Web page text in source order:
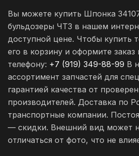
Вы можете купить Шпонка
бульдозеры ЧТЗ в нашем
доступной цене. Чтобы купить
его в корзину и оформите заказ
телефону: +7 (919) 349-88-99 В
ассортимент запчастей для
гарантией качества от
производителей. Доставка по
транспортные компании.
— скидки. Внешний вид может
отличаться от фото, что не